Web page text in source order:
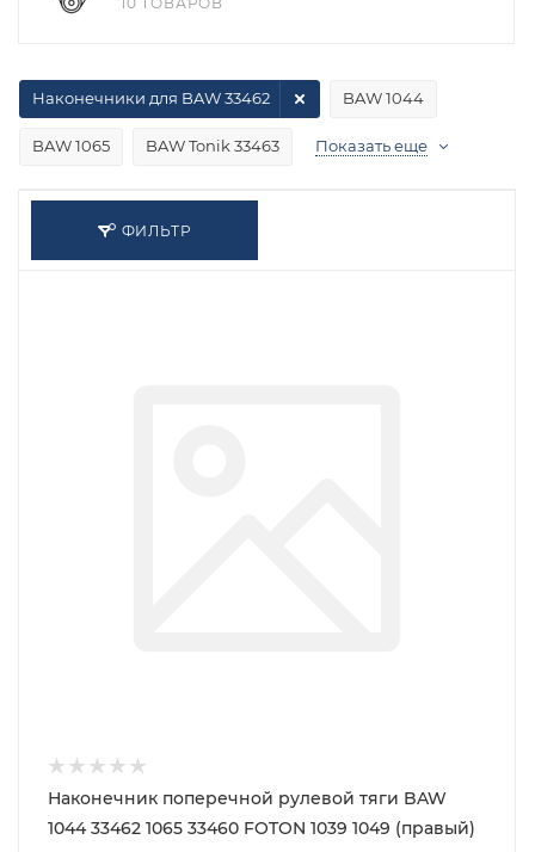
BAW 1044
BAW 1065 BAW Tonik 33463
Наконечники для BAW 33462
Показать еще
ФИЛЬТР
Наконечник поперечной рулевой тяги BAW
1044 33462 1065 33460 FOTON 1039 1049 (правый)